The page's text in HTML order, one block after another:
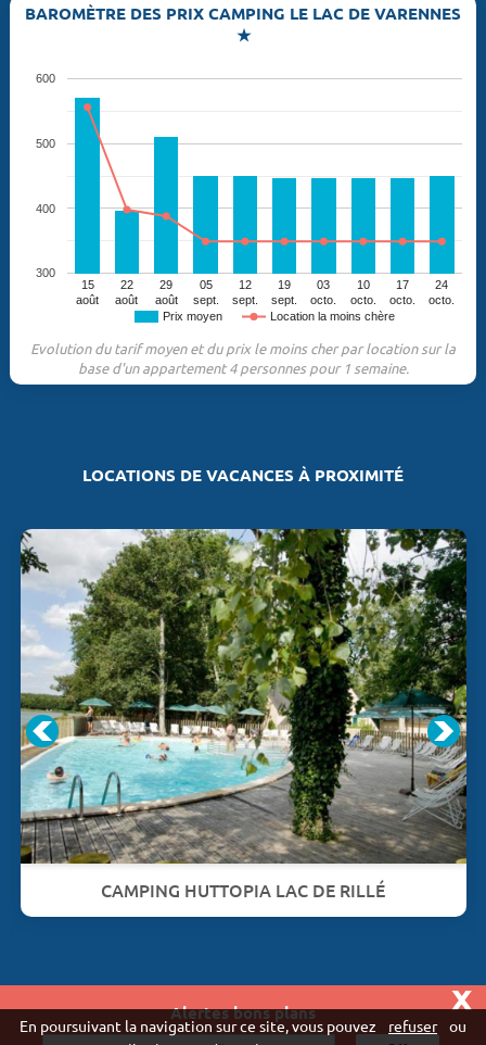
Alertes bons plans x
BAROMÈTRE DES PRIX CAMPING LE LAC DE VARENNES
★
Prix moyen Location la moins chère
15
août
22
août
29
août
05
sept.
12
sept.
19
sept.
03
octo.
10
octo.
17
octo.
24
octo.
300
400
500
600
Evolution du tarif moyen et du prix le moins cher par location sur la
base d'un appartement 4 personnes pour 1 semaine.
LOCATIONS DE VACANCES À PROXIMITÉ
CAMPING HUTTOPIA LAC DE RILLÉ
Vivaweb SARL - RCS Créteil n°790 591 572
En poursuivant la navigation sur ce site, vous pouvez refuser
ou